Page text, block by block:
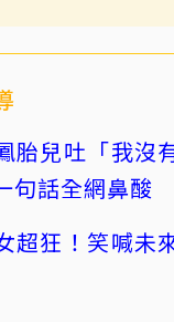
胎兒吐「我沒
句話全網鼻酸
超狂！笑喊未